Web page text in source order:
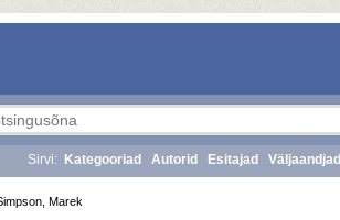
Sirvi: Kategooriad Autorid Esitajad Väljaandjad
Marek